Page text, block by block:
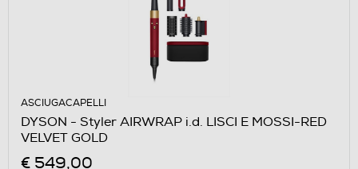
ASCIUGACAPELLI
DYSON - Styler AIRWRAP i.d. LISCI E MOSSI-RED
VELVET GOLD
€ 549,00